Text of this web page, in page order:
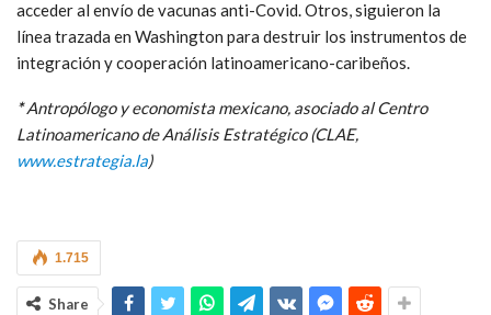
acceder al envío de vacunas anti-Covid. Otros, siguieron la
línea trazada en Washington para destruir los instrumentos de
integración y cooperación latinoamericano-caribeños.
*Antropólogo y economista mexicano, asociado al Centro
Latinoamericano de Análisis Estratégico (CLAE,
www.estrategia.la)
1.715
Share